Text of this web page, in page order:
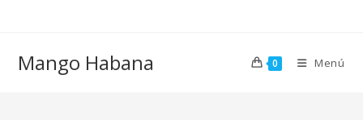
Mango Habana 0 Menú